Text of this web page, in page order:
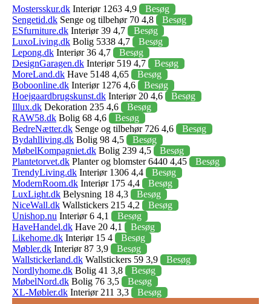
Mostersskur.dk Interiør 1263 4,9
Besøg
Sengetid.dk Senge og tilbehør 70 4,8
Besøg
ESfurniture.dk Interiør 39 4,7
Besøg
LuxoLiving.dk Bolig 5338 4,7
Besøg
Lepong.dk Interiør 36 4,7
Besøg
DesignGaragen.dk Interiør 519 4,7
Besøg
MoreLand.dk Have 5148 4,65
Besøg
Boboonline.dk Interiør 1276 4,6
Besøg
Hoejgaardbrugskunst.dk Interiør 20 4,6
Besøg
Illux.dk Dekoration 235 4,6
Besøg
RAW58.dk Bolig 68 4,6
Besøg
BedreNætter.dk Senge og tilbehør 726 4,6
Besøg
Bydahlliving.dk Bolig 98 4,5
Besøg
MøbelKompagniet.dk Bolig 239 4,5
Besøg
Plantetorvet.dk Planter og blomster 6440 4,45
Besøg
TrendyLiving.dk Interiør 1306 4,4
Besøg
ModernRoom.dk Interiør 175 4,4
Besøg
LuxLight.dk Belysning 18 4,3
Besøg
NiceWall.dk Wallstickers 215 4,2
Besøg
Unishop.nu Interiør 6 4,1
Besøg
HaveHandel.dk Have 20 4,1
Besøg
Likehome.dk Interiør 15 4
Besøg
Møbler.dk Interiør 87 3,9
Besøg
Wallstickerland.dk Wallstickers 59 3,9
Besøg
Nordlyhome.dk Bolig 41 3,8
Besøg
MøbelNord.dk Bolig 76 3,5
Besøg
XL-Møbler.dk Interiør 211 3,3
Besøg